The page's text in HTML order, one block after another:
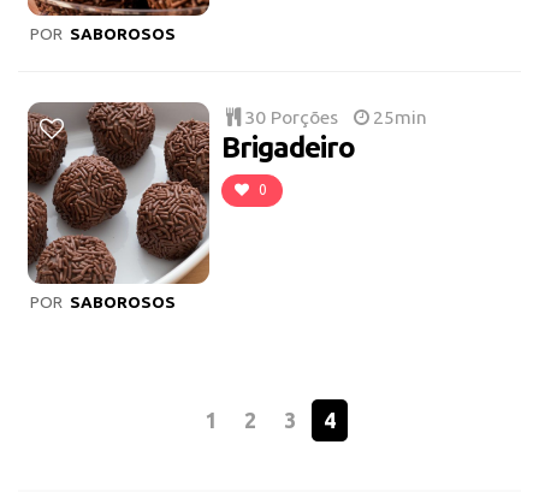
POR SABOROSOS
30 Porções 25min
Brigadeiro
0
POR SABOROSOS
1 2 3 4